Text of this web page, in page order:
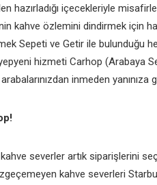
hazırladığı içecekleriyle
kahve özlemini dindirmek için
Sepeti ve Getir ile bulunduğu
hizmeti Carhop (Arabaya
inmeden yanınıza
severler artık siparişlerini
kahve severleri